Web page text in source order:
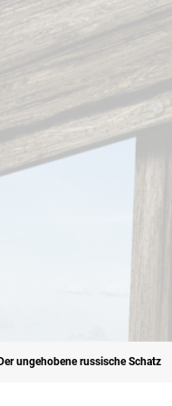
ungehobene russische Schatz